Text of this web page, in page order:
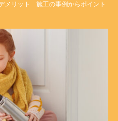
メリット 施工の事例からポイント